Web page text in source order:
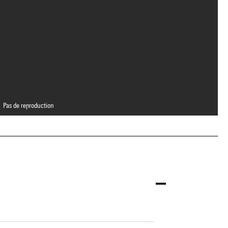
Pas de reproduction